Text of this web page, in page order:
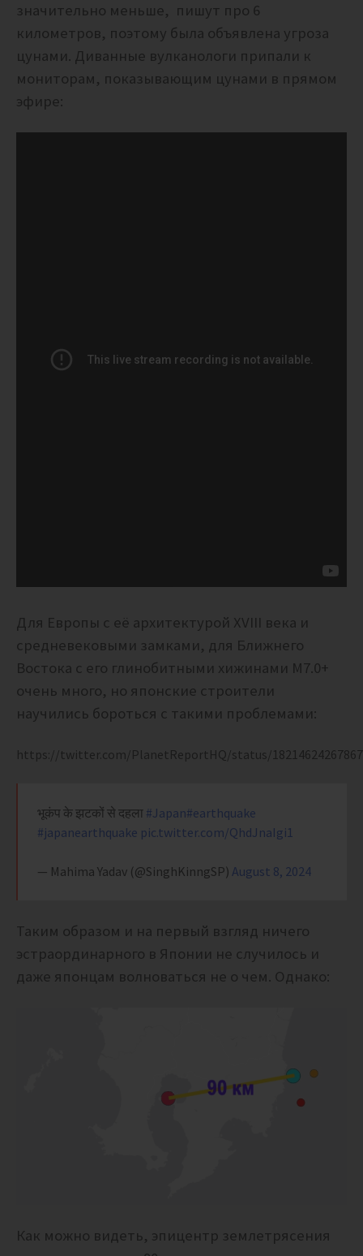
значительно меньше, пишут про 6
километров, поэтому была объявлена угроза
цунами. Диванные вулканологи припали к
мониторам, показывающим цунами в прямом
эфире:
Для Европы с её архитектурой XVIII века и
средневековыми замками, для Ближнего
Востока с его глинобитными хижинами М7.0+
очень много, но японские строители
научились бороться с такими проблемами:
https://twitter.com/PlanetReportHQ/status/
भूकंप के झटकों से दहला #Japan#earthquake
#japanearthquake pic.twitter.com/QhdJnaIgi1
— Mahima Yadav (@SinghKinngSP) August 8, 2024
Таким образом и на первый взгляд ничего
эстраординарного в Японии не случилось и
даже японцам волноваться не о чем. Однако:
Как можно видеть, эпицентр землетрясения